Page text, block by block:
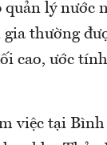
lý nước
thường
cao, ước
việc tại